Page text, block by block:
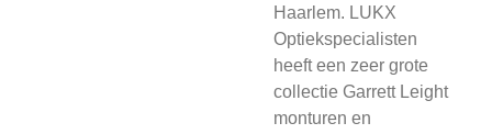
Haarlem. LUKX
Optiekspecialisten
heeft een zeer grote
collectie Garrett Leight
monturen en